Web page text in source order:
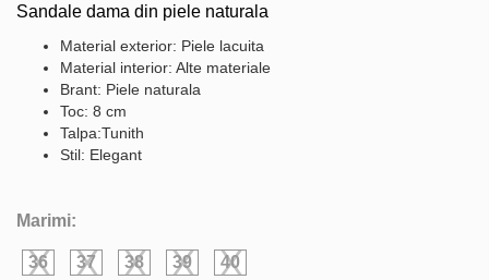
Sandale dama din piele naturala
Material exterior: Piele lacuita
Material interior: Alte materiale
Brant: Piele naturala
Toc: 8 cm
Talpa:Tunith
Stil: Elegant
Marimi:
36 37 38 39 40